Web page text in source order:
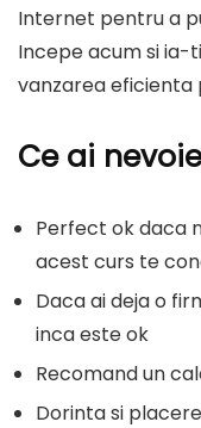
Internet pentru a
Incepe acum si
vanzarea eficienta
Ce ai
Perfect ok daca
acest curs te
Daca ai deja o
inca este ok
Recomand un
Dorinta si